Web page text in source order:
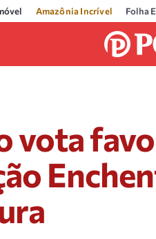
Amazônia Incrível Folha
vota